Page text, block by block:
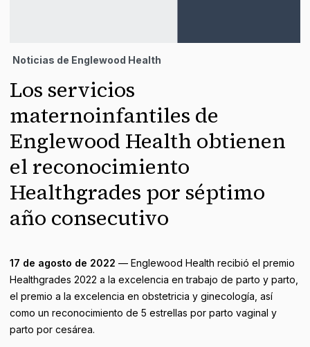
Noticias de Englewood Health
Los servicios
maternoinfantiles de
Englewood Health obtienen
el reconocimiento
Healthgrades por séptimo
año consecutivo
17 de agosto de 2022 — Englewood Health recibió el premio
Healthgrades 2022 a la excelencia en trabajo de parto y parto,
el premio a la excelencia en obstetricia y ginecología, así
como un reconocimiento de 5 estrellas por parto vaginal y
parto por cesárea.